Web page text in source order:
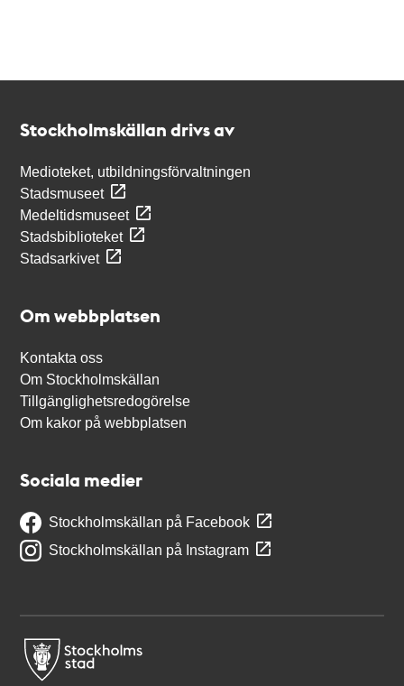
Stockholmskällan drivs av
Medioteket, utbildningsförvaltningen
Stadsmuseet
Medeltidsmuseet
Stadsbiblioteket
Stadsarkivet
Om webbplatsen
Kontakta oss
Om Stockholmskällan
Tillgänglighetsredogörelse
Om kakor på webbplatsen
Sociala medier
Stockholmskällan på Facebook
Stockholmskällan på Instagram